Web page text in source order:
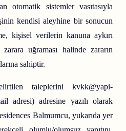
otomatik sistemler vasıtasıyla
kendisi aleyhine bir sonucun
kişisel verilerin kanuna aykırı
uğraması halinde zararın
sahiptir.
taleplerini kvkk@yapi-
adresi) adresine yazılı olarak
Balmumcu, yukarıda yer